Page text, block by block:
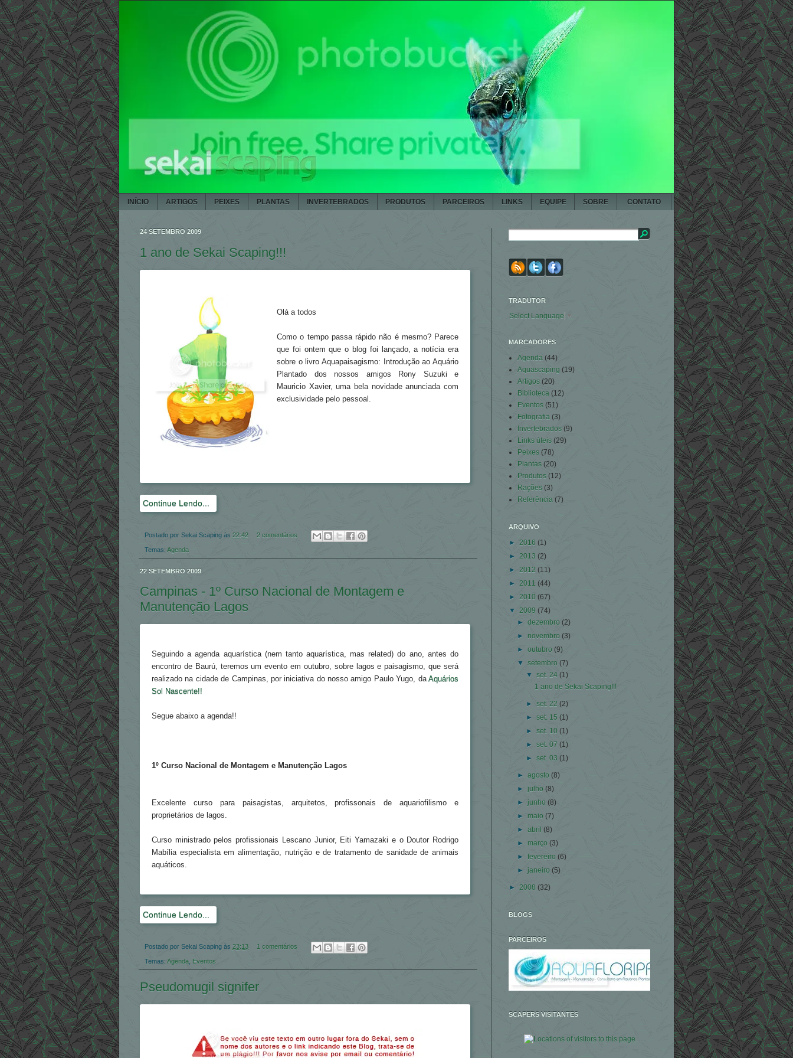
INÍCIO ARTIGOS PEIXES PLANTAS INVERTEBRADOS PRODUTOS PARCEIROS LINKS EQUIPE SOBRE CONTATO
24 SETEMBRO 2009
1 ano de Sekai Scaping!!!
Olá a todos
Como o tempo passa rápido não é mesmo? Parece
que foi ontem que o blog foi lançado, a notícia era
sobre o livro Aquapaisagismo: Introdução ao Aquário
Plantado dos nossos amigos Rony Suzuki e
Mauricio Xavier, uma bela novidade anunciada com
exclusividade pelo pessoal.
Continue Lendo...
Postado por Sekai Scaping às 22:42 2 comentários
Temas: Agenda
22 SETEMBRO 2009
Campinas - 1º Curso Nacional de Montagem e
Manutenção Lagos
Seguindo a agenda aquarística (nem tanto aquarística, mas related) do ano, antes do
encontro de Baurú, teremos um evento em outubro, sobre lagos e paisagismo, que será
realizado na cidade de Campinas, por iniciativa do nosso amigo Paulo Yugo, daAquários
Sol Nascente!!
Segue abaixo a agenda!!
1º Curso Nacional de Montagem e Manutenção Lagos
Excelente curso para paisagistas, arquitetos, profissonais de aquariofilismo e
proprietários de lagos.
Curso ministrado pelos profissionais Lescano Junior, Eiti Yamazaki e o Doutor Rodrigo
Mabília especialista em alimentação, nutrição e de tratamento de sanidade de animais
aquáticos.
Continue Lendo...
Postado por Sekai Scaping às 23:13 1 comentários
Temas: Agenda Eventos
Pseudomugil signifer
TRADUTOR
Select Language ▼
MARCADORES
Agenda (44)
Aquascaping (19)
Artigos (20)
Biblioteca (12)
Eventos (51)
Fotografia (3)
Invertebrados (9)
Links úteis (29)
Peixes (78)
Plantas (20)
Produtos (12)
Rações (3)
Referência (7)
ARQUIVO
► 2016 (1)
► 2013 (2)
► 2012 (11)
► 2011 (44)
► 2010 (67)
▼ 2009 (74)
►dezembro (2)
► novembro(3)
►outubro (9)
▼setembro (7)
▼ set. 24 (1)
1 ano de Sekai Scaping!!!
► set. 22 (2)
► set. 15 (1)
► set. 10 (1)
► set. 07 (1)
► set. 03 (1)
►agosto (8)
► julho(8)
►junho(8)
► maio (7)
►abril (8)
► março(3)
►fevereiro (6)
►janeiro(5)
► 2008 (32)
BLOGS
PARCEIROS
SCAPERS VISITANTES